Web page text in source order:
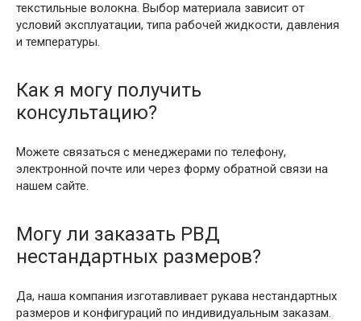
текстильные волокна. Выбор материала зависит от
условий эксплуатации, типа рабочей жидкости, давления
и температуры.
Как я могу получить
консультацию?
Можете связаться с менеджерами по телефону,
электронной почте или через форму обратной связи на
нашем сайте.
Могу ли заказать РВД
нестандартных размеров?
Да, наша компания изготавливает рукава нестандартных
размеров и конфигураций по индивидуальным заказам.